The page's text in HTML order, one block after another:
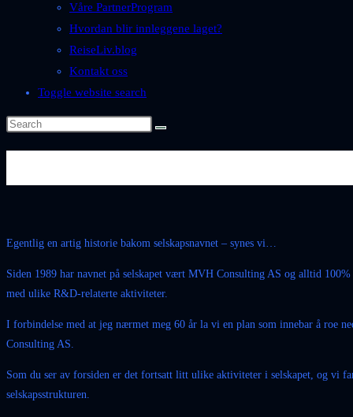
Våre PartnerProgram
Hvordan blir innleggene laget?
ReiseLiv.blog
Kontakt oss
Toggle website search
Egentlig en artig historie bakom selskapsnavnet – synes vi…
Siden 1989 har navnet på selskapet vært MVH Consulting AS og alltid
med ulike R&D-relaterte aktiviteter.
I forbindelse med at jeg nærmet meg 60 år la vi en plan som innebar å roe
Consulting AS.
Som du ser av forsiden er det fortsatt litt ulike aktiviteter i selskapet, og vi
selskapsstrukturen.